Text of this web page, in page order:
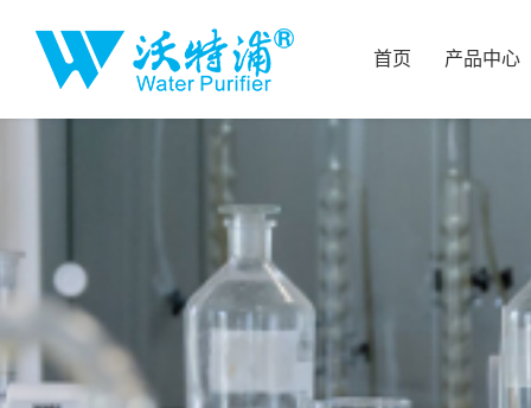
首页 产品中心